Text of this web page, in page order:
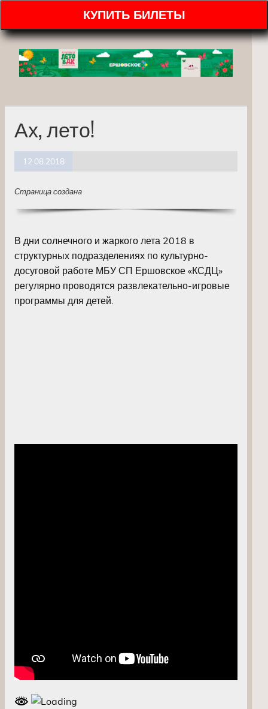
КУПИТЬ БИЛЕТЫ
Ах, лето!
12.08.2018
Страница создана
В дни солнечного и жаркого лета 2018 в
структурных подразделениях по культурно-
досуговой работе МБУ СП Ершовское «КСДЦ»
регулярно проводятся развлекательно-игровые
программы для детей.